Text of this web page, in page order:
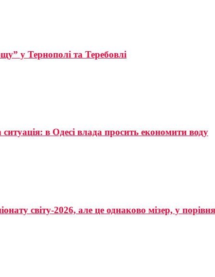
у Тернополі та Теребовлі
ситуація: в Одесі влада просить економити воду
світу-2026, але це однаково мізер, у